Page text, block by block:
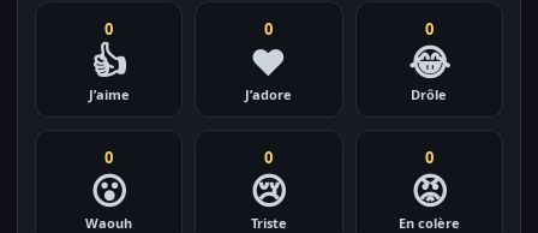
0
👍
J’aime
0
❤️
J’adore
0
😂
Drôle
0
😮
Waouh
0
😢
Triste
0
😡
En colère